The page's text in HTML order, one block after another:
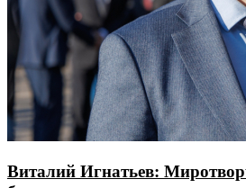
Виталий Игнатьев: